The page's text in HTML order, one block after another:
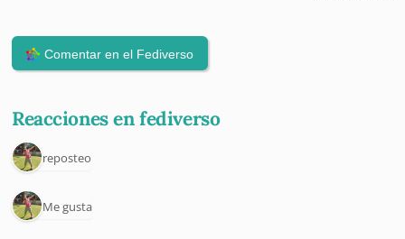
Reacciones en fediverso
1 reposteo
1 Me gusta